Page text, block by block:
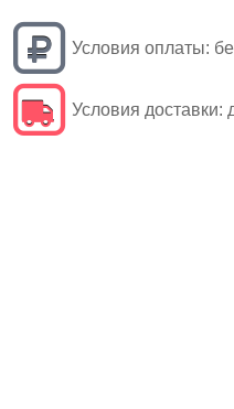
Условия оплаты:
Условия доставки: